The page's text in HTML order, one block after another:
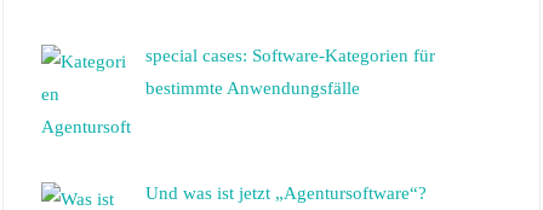
special cases: Software-Kategorien für
bestimmte Anwendungsfälle
Und was ist jetzt „Agentursoftware“?